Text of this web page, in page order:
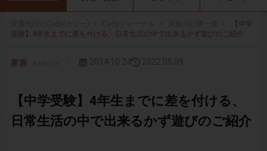
【中学
受験】4年生までに差を付ける、日常生活の中で出来るかず遊びのご紹介
【中学受験】4年生までに差を付ける、
日常生活の中で出来るかず遊びのご紹介